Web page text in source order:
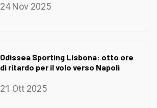
24 Nov 2025
Odissea Sporting Lisbona: otto ore
di ritardo per il volo verso Napoli
21 Ott 2025